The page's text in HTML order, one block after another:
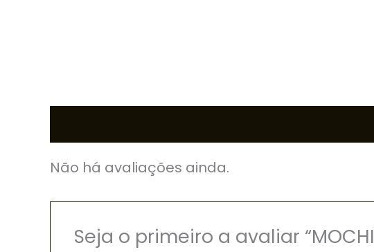
Não há avaliações ainda.
Seja o primeiro a avaliar